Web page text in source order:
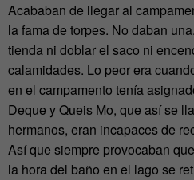
Acababan de llegar al
la fama de torpes. No daban
tienda ni doblar el saco ni
calamidades. Lo peor era
en el campamento tenía
Deque y Queis Mo, que así se
hermanos, eran incapaces de
Así que siempre provocaban
la hora del baño en el lago se